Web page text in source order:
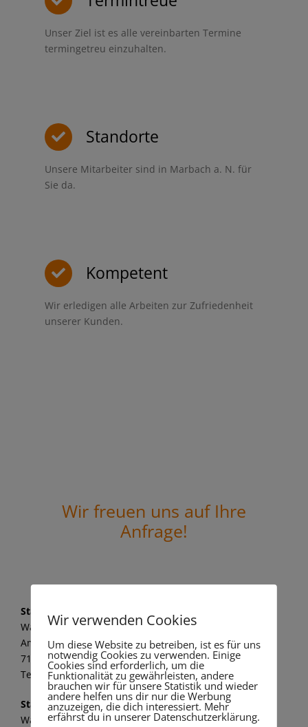
Unser Ziel ist es alle vereinbarten Termine
termingetreu einzuhalten.
Standorte
Unsere Mitarbeiter sind in Marbach a. N. für
Sie da.
Kompetent
Wir erledigen alle Arbeiten zur Zufriedenheit
unserer Kunden.
Wir freuen uns auf Ihre
Anfrage!
Standort Marbach
Wandaa GmbH
Am alten Kraftwerk 1
71672 Marbach a. N.
Tel.: 07144 8062 149
Standort Bergheim
Wandaa GmbH
Wir verwenden Cookies
Um diese Website zu betreiben, ist es für uns
notwendig Cookies zu verwenden. Einige
Cookies sind erforderlich, um die
Funktionalität zu gewährleisten, andere
brauchen wir für unsere Statistik und wieder
andere helfen uns dir nur die Werbung
anzuzeigen, die dich interessiert. Mehr
erfährst du in unserer Datenschutzerklärung.